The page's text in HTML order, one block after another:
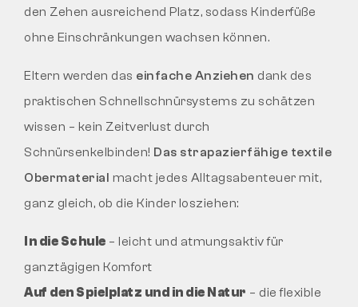
den Zehen ausreichend Platz, sodass Kinderfüße
ohne Einschränkungen wachsen können.
Eltern werden das einfache Anziehen dank des
praktischen Schnellschnürsystems zu schätzen
wissen – kein Zeitverlust durch
Schnürsenkelbinden! Das strapazierfähige textile
Obermaterial macht jedes Alltagsabenteuer mit,
ganz gleich, ob die Kinder losziehen:
In die Schule – leicht und atmungsaktiv für
ganztägigen Komfort
Auf den Spielplatz und in die Natur – die flexible